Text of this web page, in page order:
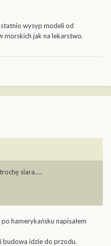
wysyp modeli od
morskich jak na lekarstwo.
siara.....
hamerykańsku napisałem
budowa idzie do przodu.